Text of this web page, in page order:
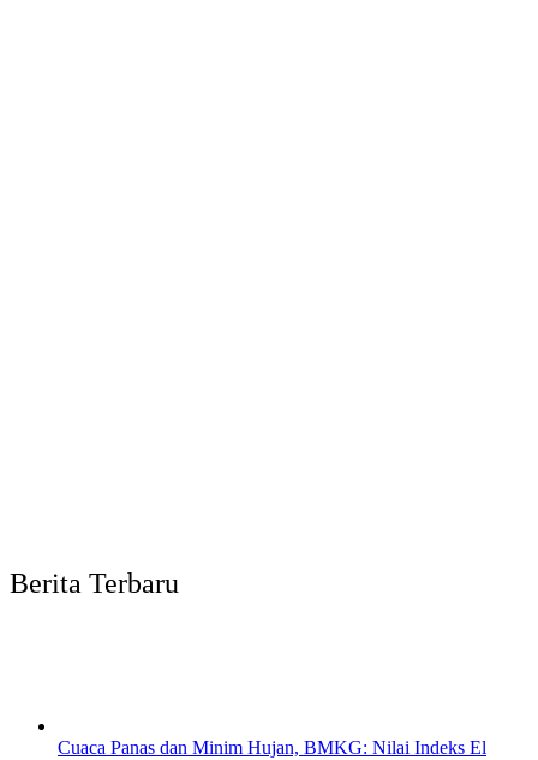
Berita Terbaru
Cuaca Panas dan Minim Hujan, BMKG: Nilai Indeks El